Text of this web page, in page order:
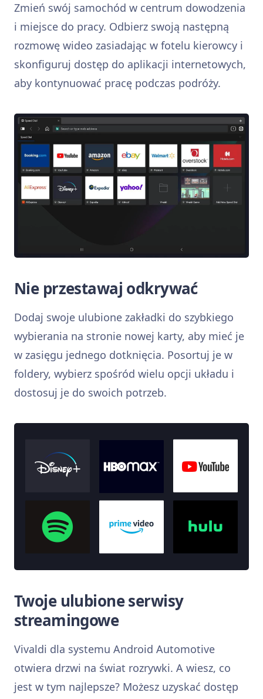
Zmień swój samochód w centrum dowodzenia
i miejsce do pracy. Odbierz swoją następną
rozmowę wideo zasiadając w fotelu kierowcy i
skonfiguruj dostęp do aplikacji internetowych,
aby kontynuować pracę podczas podróży.
Nie przestawaj odkrywać
Dodaj swoje ulubione zakładki do szybkiego
wybierania na stronie nowej karty, aby mieć je
w zasięgu jednego dotknięcia. Posortuj je w
foldery, wybierz spośród wielu opcji układu i
dostosuj je do swoich potrzeb.
Twoje ulubione serwisy
streamingowe
Vivaldi dla systemu Android Automotive
otwiera drzwi na świat rozrywki. A wiesz, co
jest w tym najlepsze? Możesz uzyskać dostęp